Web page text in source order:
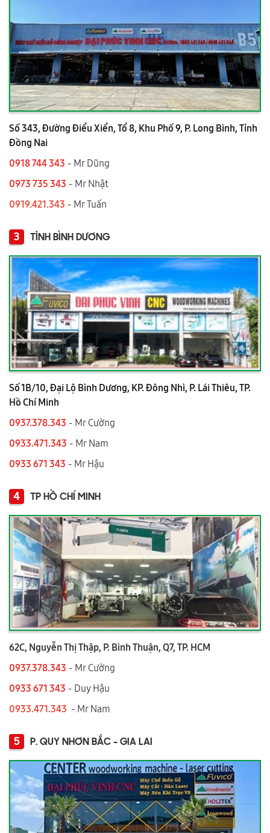
Số 343, Đường Điểu Xiển, Tổ 8, Khu Phố 9, P. Long Bình, Tỉnh
Đồng Nai
0918 744 343 - Mr Dũng
0973 735 343 - Mr Nhật
0919.421.343 ​​​​​​ - Mr Tuấn
3 TỈNH BÌNH DƯƠNG
Số 1B/10, Đại Lộ Bình Dương, KP. Đông Nhì, P. Lái Thiêu, TP.
Hồ Chí Minh
0937.378.343 - Mr Cường
0933.471.343 - Mr Nam
0933 671 343 - Mr Hậu
4 TP HỒ CHÍ MINH
62C, Nguyễn Thị Thập, P. Bình Thuận, Q7, TP. HCM
0937.378.343 - Mr Cường
0933 671 343 - Duy Hậu
0933.471.343 - Mr Nam
5 P. QUY NHƠN BẮC - GIA LAI